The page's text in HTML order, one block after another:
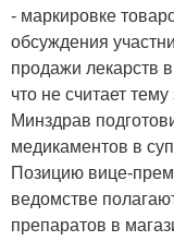
- маркировке
обсуждения
продажи лекарств
что не считает
Минздрав
медикаментов в
Позицию вице-
ведомстве
препаратов в